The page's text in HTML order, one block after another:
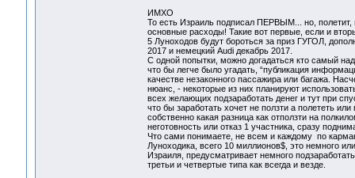
ИМХО
То есть Израиль подписал ПЕРВЫМ... но, полетит,
основные расходы! Такие вот первые, если и
5 Луноходов будут бороться за приз ГУГОЛ,
2017 и немецкий Audi декабрь 2017.
С одной попытки, можно догадаться кто самый
что бы легче было угадать, “публикация
качестве незаконного пассажира или багажа.
нюанс, - некоторые из них планируют
всех желающих подзаработать денег и тут при
что бы заработать хочет не ползти а полететь
собственно какая разница как отползти на
неготовность или отказ 1 участника, сразу
Что сами понимаете, не всем и каждому по
Луноходика, всего 10 миллионов$, это немного
Израиля, предусматривает немного
третьи и четвертые типа как всегда и везде.